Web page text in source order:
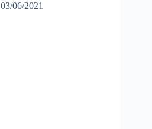
03/06/2021